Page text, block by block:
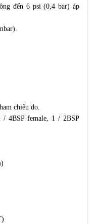
đến 6 psi (0,4 bar) áp
chiếu đo.
4BSP female, 1 / 2BSP